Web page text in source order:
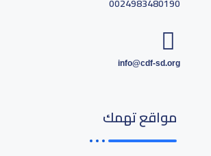
info@cdf-sd.org
مواقع تهمك